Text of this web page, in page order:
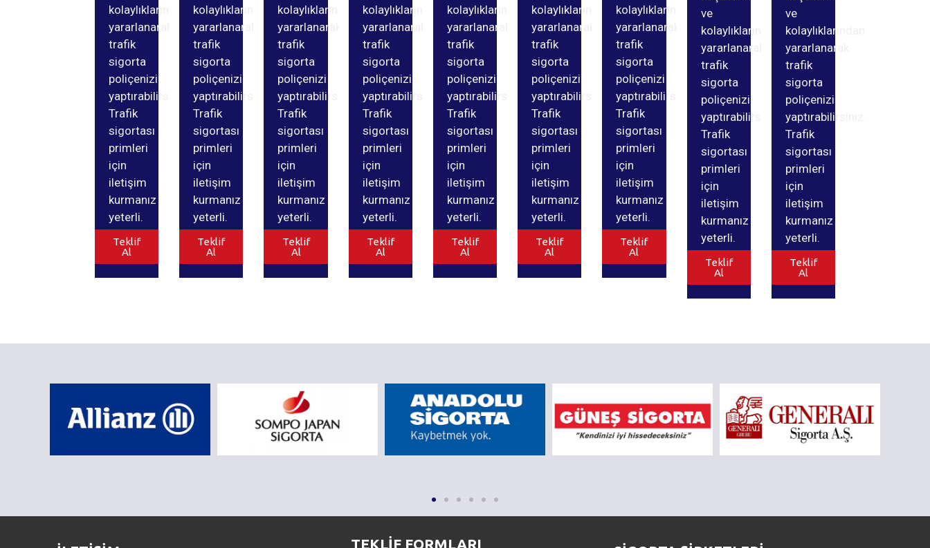
kolaylıklarından
yararlanarak
trafik
sigorta
poliçenizi
yaptırabilirsiniz.
Trafik
sigortası
primleri
için
iletişim
kurmanız
yeterli.
Teklif
Al
kolaylıklarından
yararlanarak
trafik
sigorta
poliçenizi
yaptırabilirsiniz.
Trafik
sigortası
primleri
için
iletişim
kurmanız
yeterli.
Teklif
Al
kolaylıklarından
yararlanarak
trafik
sigorta
poliçenizi
yaptırabilirsiniz.
Trafik
sigortası
primleri
için
iletişim
kurmanız
yeterli.
Teklif
Al
kolaylıklarından
yararlanarak
trafik
sigorta
poliçenizi
yaptırabilirsiniz.
Trafik
sigortası
primleri
için
iletişim
kurmanız
yeterli.
Teklif
Al
kolaylıklarından
yararlanarak
trafik
sigorta
poliçenizi
yaptırabilirsiniz.
Trafik
sigortası
primleri
için
iletişim
kurmanız
yeterli.
Teklif
Al
kolaylıklarından
yararlanarak
trafik
sigorta
poliçenizi
yaptırabilirsiniz.
Trafik
sigortası
primleri
için
iletişim
kurmanız
yeterli.
Teklif
Al
kolaylıklarından
yararlanarak
trafik
sigorta
poliçenizi
yaptırabilirsiniz.
Trafik
sigortası
primleri
için
iletişim
kurmanız
yeterli.
Teklif
Al
ve
kolaylıklarından
yararlanarak
trafik
sigorta
poliçenizi
yaptırabilirsiniz.
Trafik
sigortası
primleri
için
iletişim
kurmanız
yeterli.
Teklif
Al
ve
kolaylıklarından
yararlanarak
trafik
sigorta
poliçenizi
yaptırabilirsiniz.
Trafik
sigortası
primleri
için
iletişim
kurmanız
yeterli.
Teklif
Al
TEKLİF FORMLARI